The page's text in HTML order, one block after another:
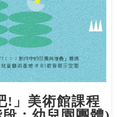
!」美術館課程